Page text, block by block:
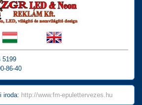
5199
86-40
iroda: http://www.fm-epulettervezes.hu